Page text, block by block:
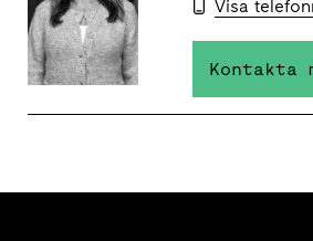
Visa
Kontakta